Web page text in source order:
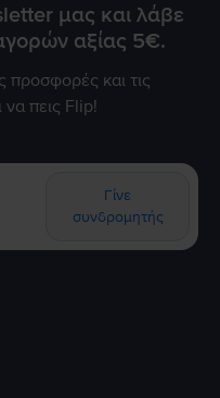
μας και λάβε
αξίας 5€.
προσφορές και τις
να πεις Flip!
Γίνε
συνδρομητής